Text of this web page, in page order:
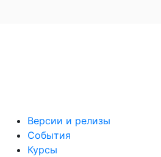
Версии и релизы
События
Курсы